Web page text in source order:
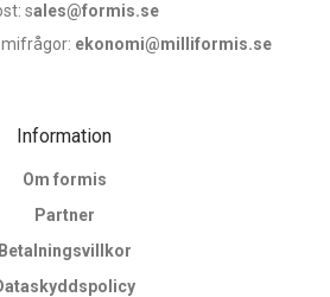
sales@formis.se
ekonomi@milliformis.se
Information
Om formis
Partner
Betalningsvillkor